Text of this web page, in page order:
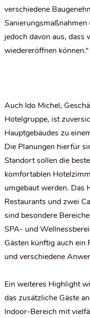
verschiedene
jedoch davon aus, dass
wiedereröffnen können.“
Auch Ido Michel,
Hotelgruppe, ist
Hauptgebäudes zu
Die Planungen hierfür
Standort sollen die
komfortablen
umgebaut werden. Das
Restaurants und zwei
sind besondere
SPA- und
Gästen künftig auch ein
und verschiedene
Ein weiteres Highlight
das zusätzliche Gäste
Indoor-Bereich mit